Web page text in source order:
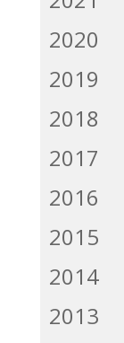
2020
2019
2018
2017
2016
2015
2014
2013